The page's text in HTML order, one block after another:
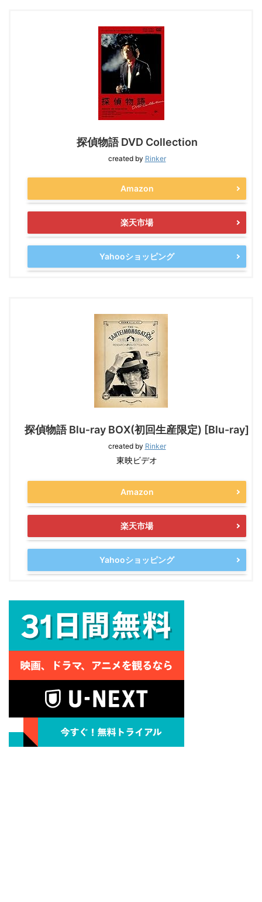
探偵物語 DVD Collection
created by Rinker
Amazon
楽天市場
Yahooショッピング
探偵物語 Blu‐ray BOX(初回生産限定) [Blu-ray]
created by Rinker
東映ビデオ
Amazon
楽天市場
Yahooショッピング